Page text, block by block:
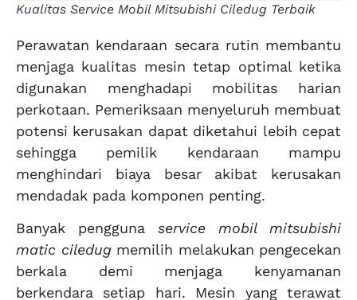
Kualitas Service Mobil Mitsubishi Ciledug Terbaik
Perawatan kendaraan secara rutin membantu
menjaga kualitas mesin tetap optimal ketika
digunakan menghadapi mobilitas harian
perkotaan. Pemeriksaan menyeluruh membuat
potensi kerusakan dapat diketahui lebih cepat
sehingga pemilik kendaraan mampu
menghindari biaya besar akibat kerusakan
mendadak pada komponen penting.
Banyak pengguna service mobil mitsubishi
matic ciledugmemilih melakukan pengecekan
berkala demi menjaga kenyamanan
berkendara setiap hari. Mesin yang terawat